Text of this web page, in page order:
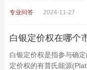
专业问答 2024-11-27
白银定价权在哪个
白银定价权是指参与确
定价权的有普氏能源